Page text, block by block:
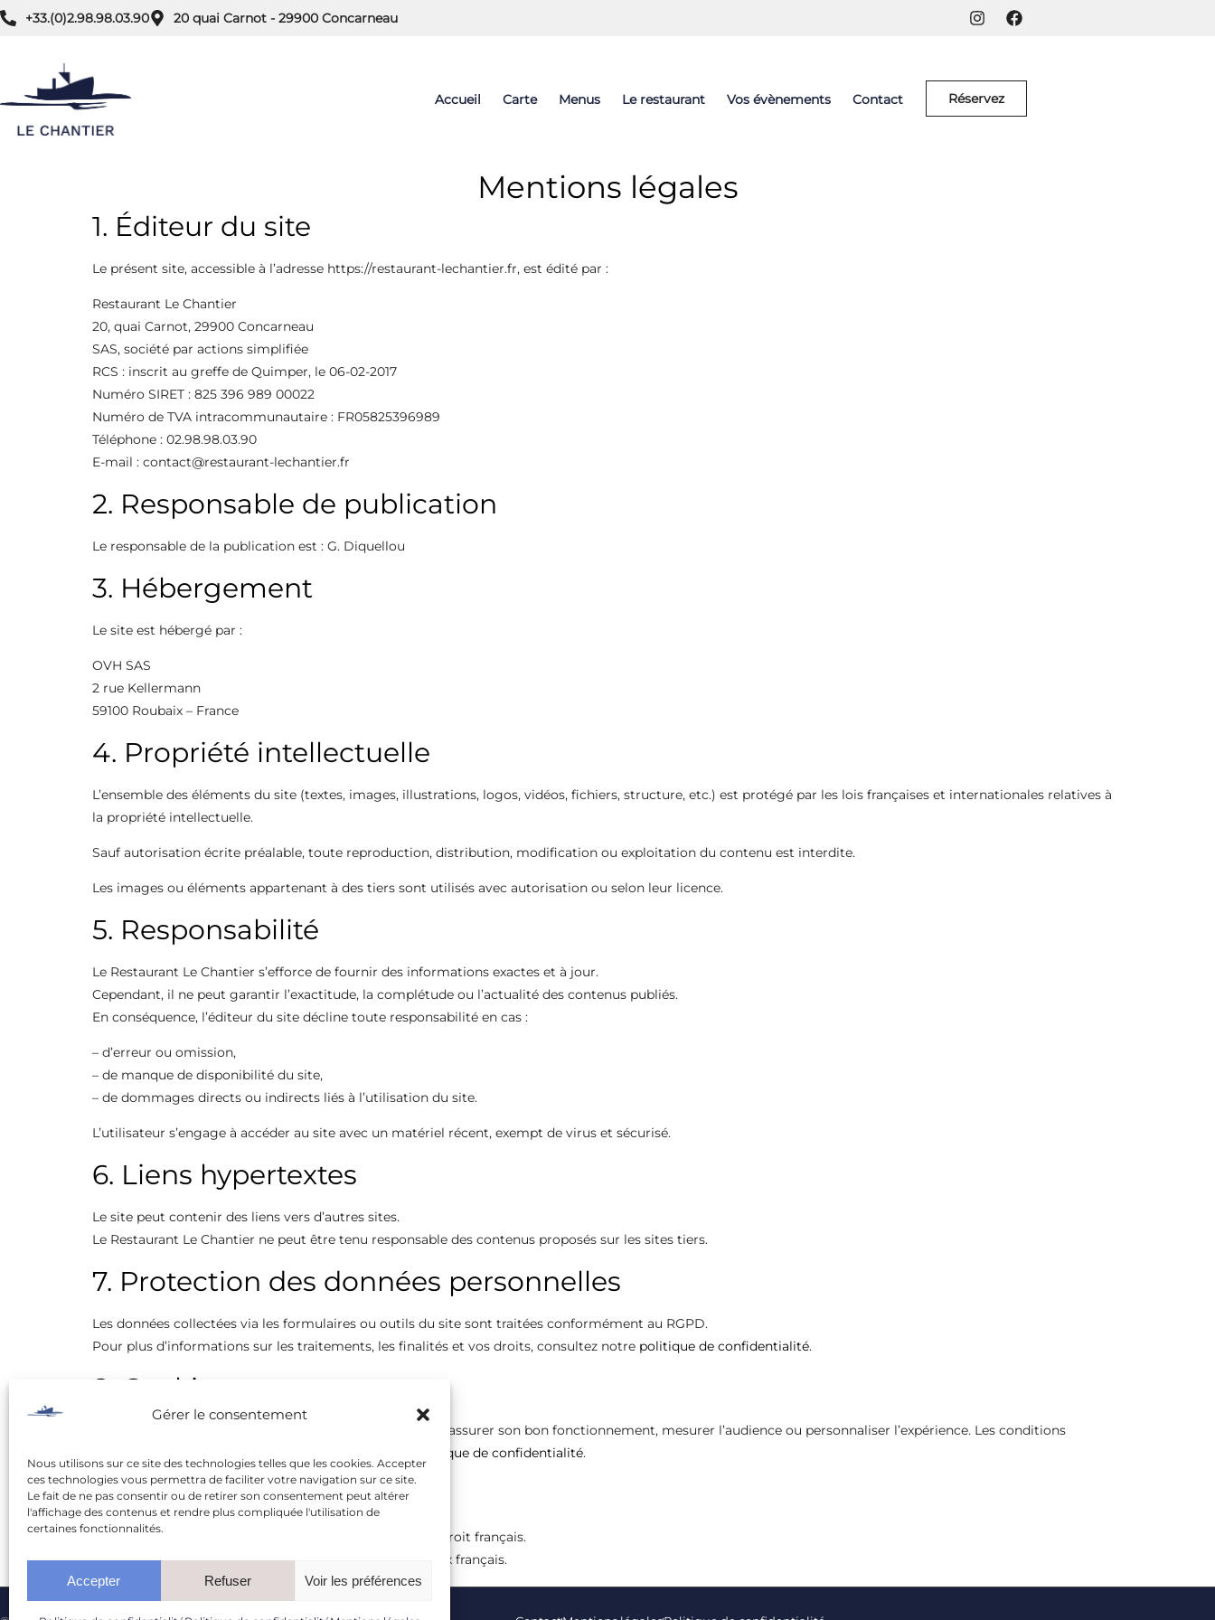
Gérer le consentement
Nous utilisons sur ce site des technologies telles que les cookies. Accepter
ces technologies vous permettra de faciliter votre navigation sur ce site.
Le fait de ne pas consentir ou de retirer son consentement peut altérer
l'affichage des contenus et rendre plus compliquée l'utilisation de
certaines fonctionnalités.
Accepter Refuser Voir les préférences
+33.(0)2.98.98.03.90 20 quai Carnot - 29900 Concarneau
Accueil Carte Menus Le restaurant Vos évènements Contact Réservez
Mentions légales
1. Éditeur du site
Le présent site, accessible à l’adresse https://restaurant-lechantier.fr, est édité par :
Restaurant Le Chantier
20, quai Carnot, 29900 Concarneau
SAS, société par actions simplifiée
RCS : inscrit au greffe de Quimper, le 06-02-2017
Numéro SIRET : 825 396 989 00022
Numéro de TVA intracommunautaire : FR05825396989
Téléphone : 02.98.98.03.90
E-mail : contact@restaurant-lechantier.fr
2. Responsable de publication
Le responsable de la publication est : G. Diquellou
3. Hébergement
Le site est hébergé par :
OVH SAS
2 rue Kellermann
59100 Roubaix – France
4. Propriété intellectuelle
L’ensemble des éléments du site (textes, images, illustrations, logos, vidéos, fichiers, structure, etc.) est protégé par les lois françaises et internationales relatives à
la propriété intellectuelle.
Sauf autorisation écrite préalable, toute reproduction, distribution, modification ou exploitation du contenu est interdite.
Les images ou éléments appartenant à des tiers sont utilisés avec autorisation ou selon leur licence.
5. Responsabilité
Le Restaurant Le Chantier s’efforce de fournir des informations exactes et à jour.
Cependant, il ne peut garantir l’exactitude, la complétude ou l’actualité des contenus publiés.
En conséquence, l’éditeur du site décline toute responsabilité en cas :
– d’erreur ou omission,
– de manque de disponibilité du site,
– de dommages directs ou indirects liés à l’utilisation du site.
L’utilisateur s’engage à accéder au site avec un matériel récent, exempt de virus et sécurisé.
6. Liens hypertextes
Le site peut contenir des liens vers d’autres sites.
Le Restaurant Le Chantier ne peut être tenu responsable des contenus proposés sur les sites tiers.
7. Protection des données personnelles
Les données collectées via les formulaires ou outils du site sont traitées conformément au RGPD.
Pour plus d’informations sur les traitements, les finalités et vos droits, consultez notre politique de confidentialité.
8. Cookies
Le site peut installer des cookies sur votre appareil pour assurer son bon fonctionnement, mesurer l’audience ou personnaliser l’expérience. Les conditions
politique de confidentialité.
9. Droit applicable
Le présent site et ses mentions légales sont soumis au droit français.
Tout litige sera de la compétence exclusive des tribunaux français.